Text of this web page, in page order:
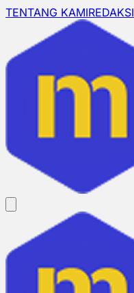
TENTANG KAMIREDAKSI